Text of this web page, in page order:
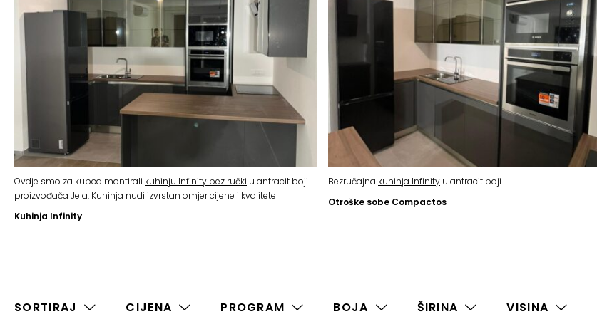
Ovdje smo za kupca montirali kuhinju Infinity bez ručki u antracit boji
proizvođača Jela. Kuhinja nudi izvrstan omjer cijene i kvalitete
Kuhinja Infinity
Bezručajna kuhinja Infinity u antracit boji.
Otroške sobe Compactos
SORTIRAJ CIJENA PROGRAM BOJA ŠIRINA VISINA